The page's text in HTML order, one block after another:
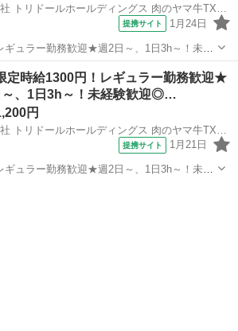
株式会社 トリドールホールディングス 肉のヤマ牛TXアベニュー八潮店
提携サイト 1月24日
ュラー勤務歓迎★週2日～、1日3h～！未経
： ……………………………
イトデビューも大歓迎 ★1食120円で800円
トラン
定時給1300円！レギュラー勤務歓迎★
～、1日3h～！未経験歓迎◎…
円
提携サイト 1月21日
ギュラー勤務歓迎★週2日～、1日3h～！未経